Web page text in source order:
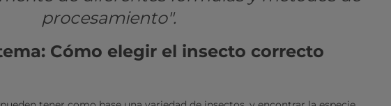
procesamiento".
Cómo elegir el insecto correcto